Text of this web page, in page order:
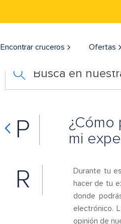
Encontrar cruceros Ofertas
Busca en
P
mi
R
Durante tu
hacer de tu
donde
electrónico.
opinión de